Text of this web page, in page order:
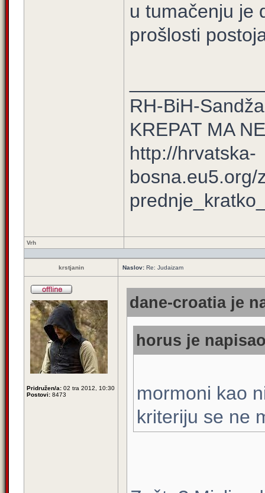
u tumačenju je
prošlosti
RH-BiH-
KREPAT MA
http://hrvatska-
bosna.eu5.org/
Vrh
krstjanin Naslov: Re: Judaizam
Pridružen/a: 02 tra 2012, 10:30
Postovi: 8473
dane-croatia je
horus je
mormoni kao
kriteriju se ne